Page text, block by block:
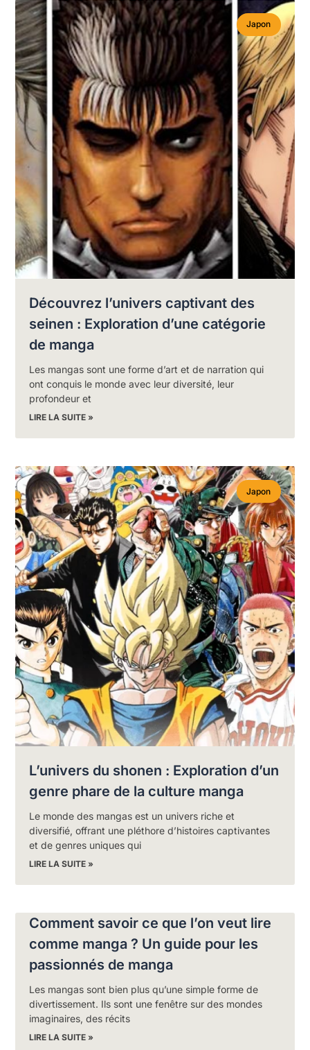
Japon
Découvrez l’univers captivant des
seinen : Exploration d’une catégorie
de manga
Les mangas sont une forme d’art et de narration qui
ont conquis le monde avec leur diversité, leur
profondeur et
LIRE LA SUITE »
Japon
L’univers du shonen : Exploration d’un
genre phare de la culture manga
Le monde des mangas est un univers riche et
diversifié, offrant une pléthore d’histoires captivantes
et de genres uniques qui
LIRE LA SUITE »
Comment savoir ce que l’on veut lire
comme manga ? Un guide pour les
passionnés de manga
Les mangas sont bien plus qu’une simple forme de
divertissement. Ils sont une fenêtre sur des mondes
imaginaires, des récits
LIRE LA SUITE »